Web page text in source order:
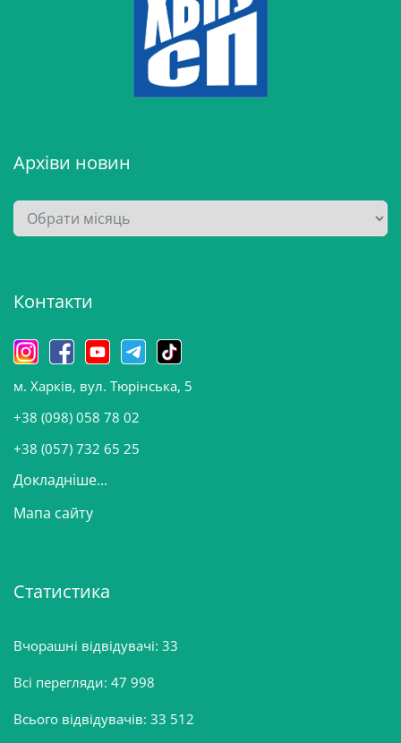
Архіви новин
А
р
в
н
о
в
и
Контакти
м. Харків, вул. Тюрінська, 5
+38 (098) 058 78 02
+38 (057) 732 65 25
Докладніше...
Мапа сайту
Статистика
Вчорашні відвідувачі: 33
Всі перегляди: 47 998
Всього відвідувачів: 33 512